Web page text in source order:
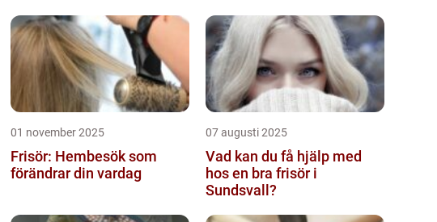
01 november 2025
Frisör: Hembesök som
förändrar din vardag
07 augusti 2025
Vad kan du få hjälp med
hos en bra frisör i
Sundsvall?